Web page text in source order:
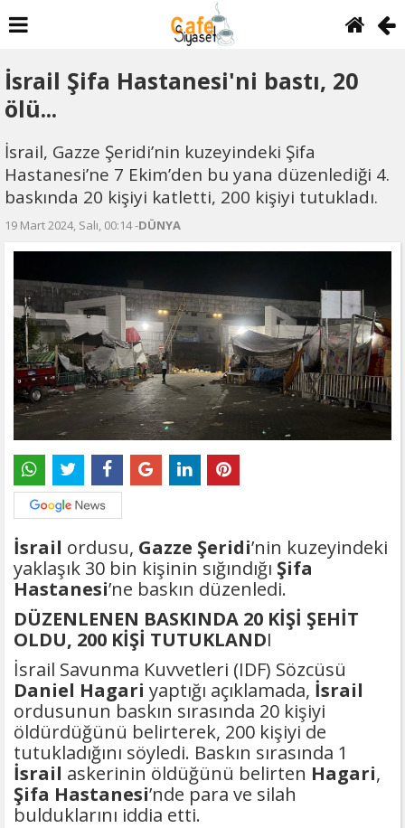
İsrail Şifa Hastanesi'ni bastı, 20
ölü...
İsrail, Gazze Şeridi’nin kuzeyindeki Şifa
Hastanesi’ne 7 Ekim’den bu yana düzenlediği 4.
baskında 20 kişiyi katletti, 200 kişiyi tutukladı.
19 Mart 2024, Salı, 00:14 -DÜNYA
İsrail ordusu, Gazze Şeridi’nin kuzeyindeki
yaklaşık 30 bin kişinin sığındığı Şifa
Hastanesi’ne baskın düzenledi.
DÜZENLENEN BASKINDA 20 KİŞİ ŞEHİT
OLDU, 200 KİŞİ TUTUKLANDI
İsrail Savunma Kuvvetleri (IDF) Sözcüsü
Daniel Hagari yaptığı açıklamada, İsrail
ordusunun baskın sırasında 20 kişiyi
öldürdüğünü belirterek, 200 kişiyi de
tutukladığını söyledi. Baskın sırasında 1
İsrail askerinin öldüğünü belirten Hagari,
Şifa Hastanesi’nde para ve silah
bulduklarını iddia etti.